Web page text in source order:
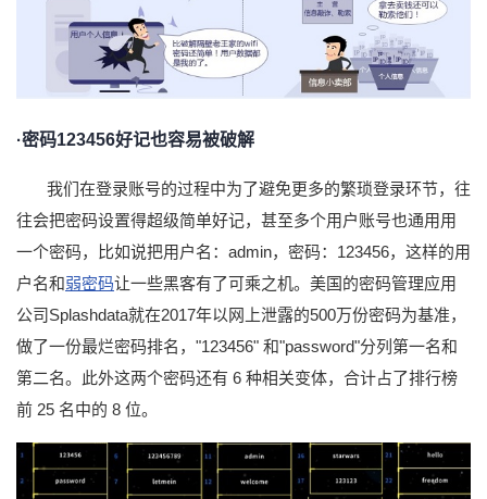
我
的
博
我
的
坛
我
圈
子
的
直
我
的
我
·密码123456好记也容易被破解
我们在登录账号的过程中为了避免更多的繁琐登录环节，往
往会把密码设置得超级简单好记，甚至多个用户账号也通用用
一个密码，比如说把用户名： admin，密码：123456，这样的用
户名和弱密码让一些黑客有了可乘之机。美国的密码管理应用
公司Splashdata就在2017年以网上泄露的500万份密码为基准，
做了一份最烂密码排名，"123456" 和"password"分列第一名和
第二名。此外这两个密码还有 6 种相关变体，合计占了排行榜
前 25 名中的 8 位。